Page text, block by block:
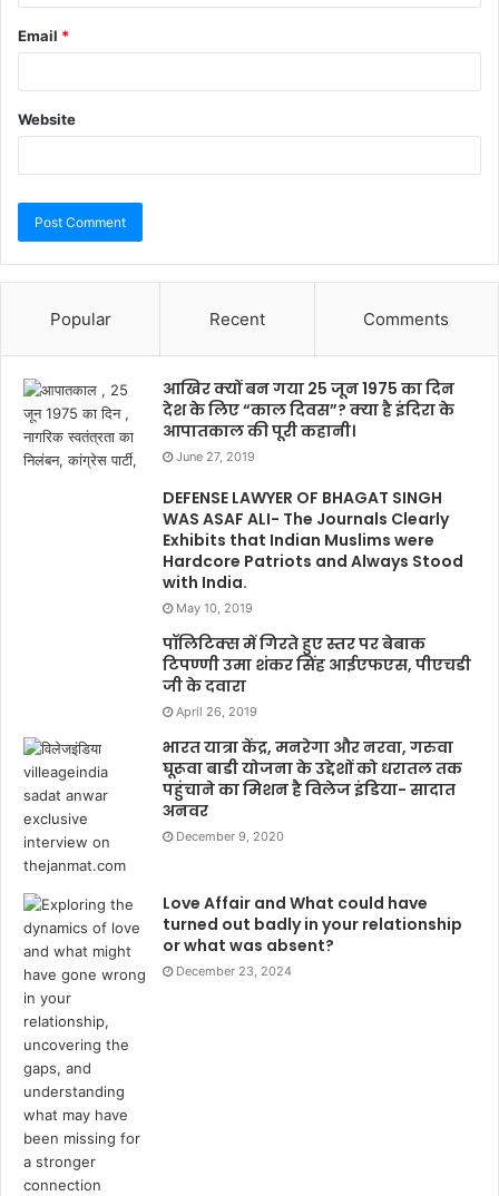
Email *
Website
Popular Recent Comments
आखिर क्यों बन गया 25 जून 1975 का दिन
देश के लिए “काल दिवस”? क्या है इंदिरा के
आपातकाल की पूरी कहानी।
June 27, 2019
DEFENSE LAWYER OF BHAGAT SINGH
WAS ASAF ALI- The Journals Clearly
Exhibits that Indian Muslims were
Hardcore Patriots and Always Stood
with India.
May 10, 2019
पॉलिटिक्स में गिरते हुए स्तर पर बेबाक
टिपण्णी उमा शंकर सिंह आईएफएस, पीएचडी
जी के दवारा
April 26, 2019
भारत यात्रा केंद्र, मनरेगा और नरवा, गरुवा
घूरूवा बाडी योजना के उद्देशों को धरातल तक
पहुंचाने का मिशन है विलेज इंडिया- सादात
अनवर
December 9, 2020
Love Affair and What could have
turned out badly in your relationship
or what was absent?
December 23, 2024